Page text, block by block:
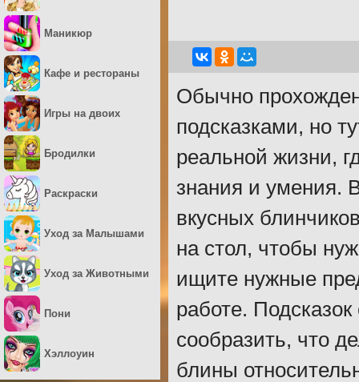
Обычно
подсказками, но
реальной жизни,
знания и умения.
вкусных
на стол, чтобы
ищите нужные
работе.
сообразить, что
блины
Маникюр
Кафе и рестораны
Игры на двоих
Бродилки
Раскраски
Уход за Малышами
Уход за Животными
Пони
Хэллоуин